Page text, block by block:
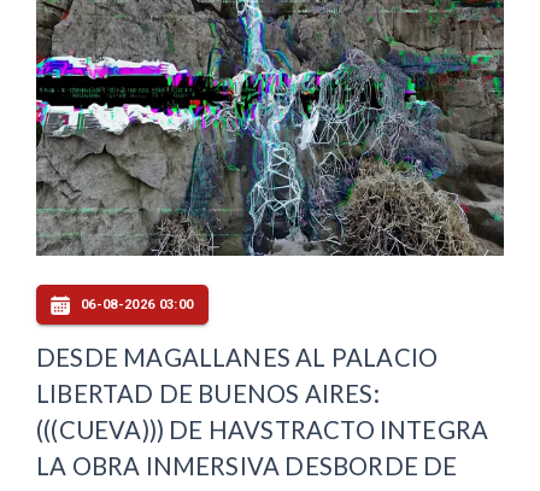
06-08-2026 03:00
DESDE MAGALLANES AL PALACIO
LIBERTAD DE BUENOS AIRES:
(((CUEVA))) DE HAVSTRACTO INTEGRA
LA OBRA INMERSIVA DESBORDE DE